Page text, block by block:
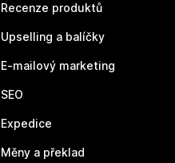
Recenze produktů
Upselling a balíčky
E-mailový marketing
SEO
Expedice
Měny a překlad